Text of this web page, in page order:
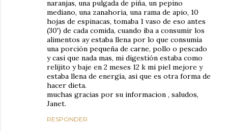
naranjas, una pulgada de piña, un pepino
mediano, una zanahoria, una rama de apio, 10
hojas de espinacas, tomaba 1 vaso de eso antes
(30') de cada comida, cuando iba a consumir los
alimentos ay estaba llena por lo que consumía
una porción pequeña de carne, pollo o pescado
y casi que nada mas, mi digestión estaba como
relijito y baje en 2 meses 12 k mi piel mejore y
estaba llena de energía, asi que es otra forma de
hacer dieta.
muchas gracias por su informacion , saludos,
Janet.
RESPONDER